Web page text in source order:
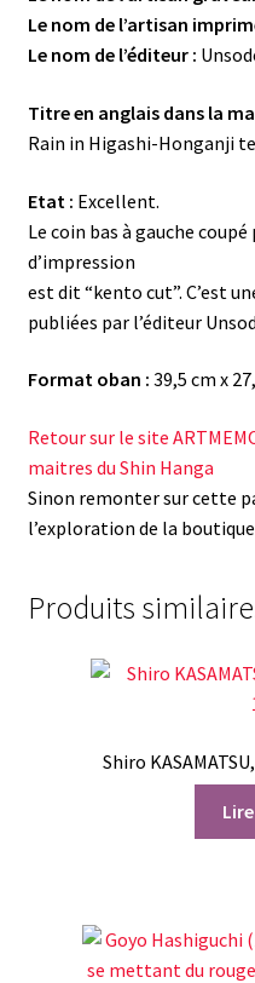
Le nom de l’artisan
Le nom de l’éditeur :
Titre en anglais dans la
Rain in Higashi-Honganji
Etat : Excellent.
Le coin bas à gauche
d’impression
est dit “kento cut”. C’est
publiées par l’éditeur
Format oban : 39,5 cm x
Retour sur le site
maitres du Shin Hanga
Sinon remonter sur cette
l’exploration de la
Produits
Shiro